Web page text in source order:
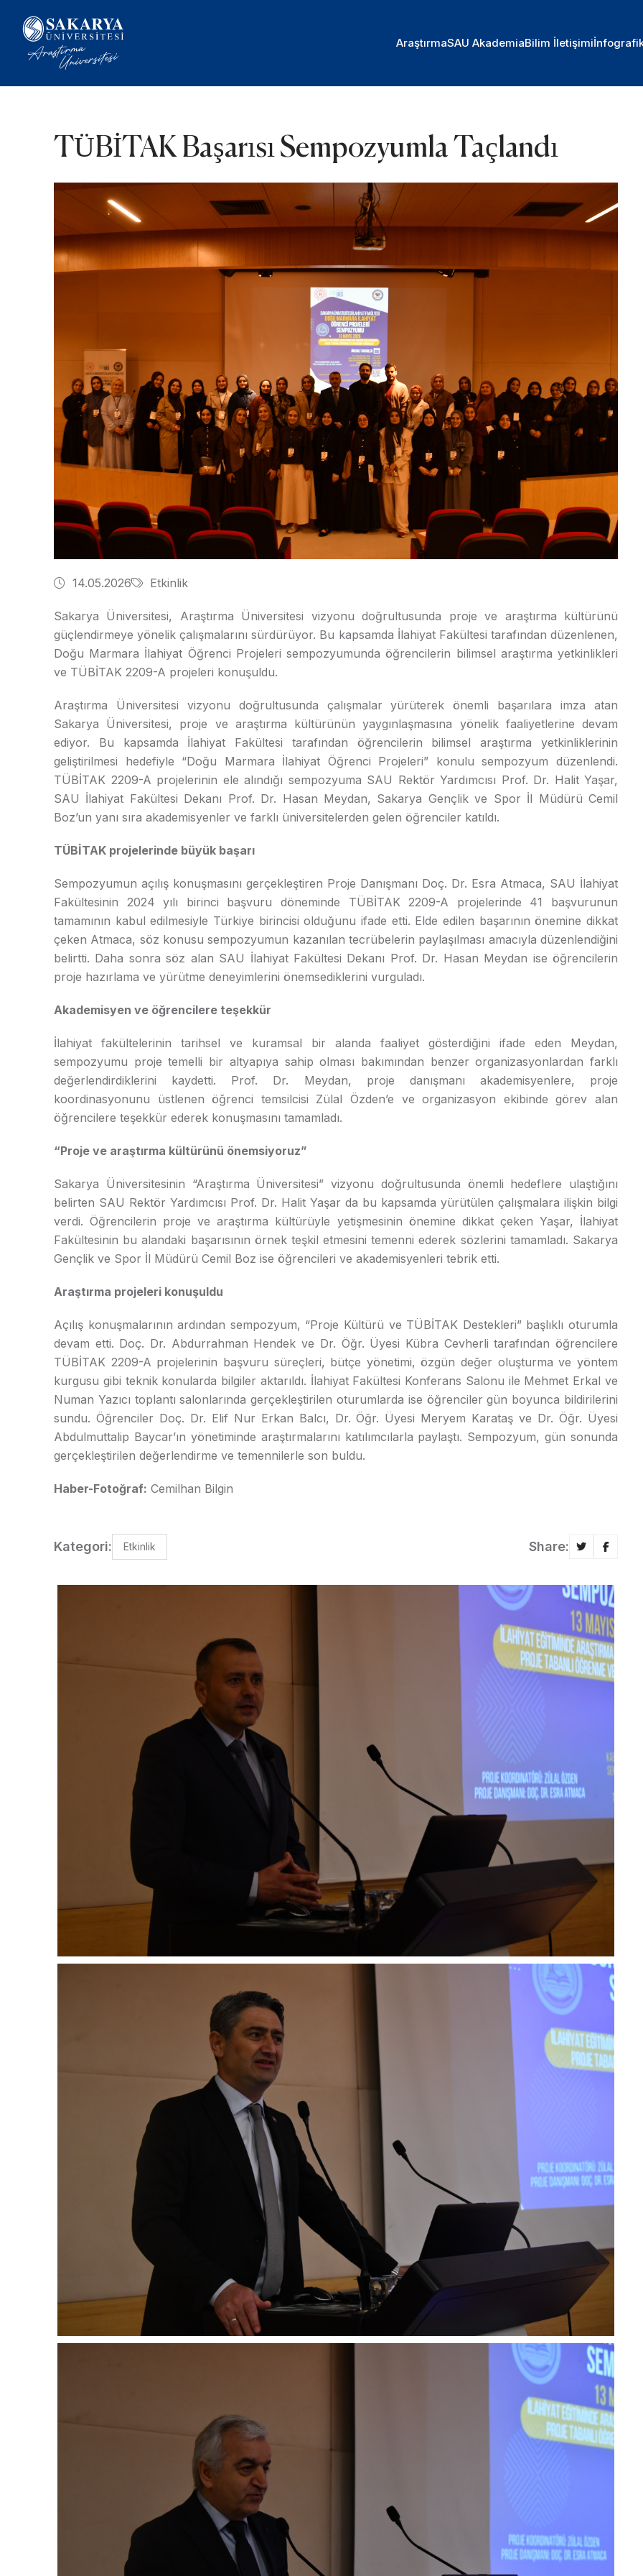
AraştırmaSAU AkademiaBilim İletişimi
TÜBİTAK Başarısı Sempozyumla Taçlandı
14.05.2026 Etkinlik
Sakarya Üniversitesi, Araştırma Üniversitesi vizyonu doğrultusunda proje ve araştırma kültürünü
güçlendirmeye yönelik çalışmalarını sürdürüyor. Bu kapsamda İlahiyat Fakültesi tarafından düzenlenen,
Doğu Marmara İlahiyat Öğrenci Projeleri sempozyumunda öğrencilerin bilimsel araştırma yetkinlikleri
ve TÜBİTAK 2209-A projeleri konuşuldu.
Araştırma Üniversitesi vizyonu doğrultusunda çalışmalar yürüterek önemli başarılara imza atan
Sakarya Üniversitesi, proje ve araştırma kültürünün yaygınlaşmasına yönelik faaliyetlerine devam
ediyor. Bu kapsamda İlahiyat Fakültesi tarafından öğrencilerin bilimsel araştırma yetkinliklerinin
geliştirilmesi hedefiyle “Doğu Marmara İlahiyat Öğrenci Projeleri” konulu sempozyum düzenlendi.
TÜBİTAK 2209-A projelerinin ele alındığı sempozyuma SAU Rektör Yardımcısı Prof. Dr. Halit Yaşar,
SAU İlahiyat Fakültesi Dekanı Prof. Dr. Hasan Meydan, Sakarya Gençlik ve Spor İl Müdürü Cemil
Boz’un yanı sıra akademisyenler ve farklı üniversitelerden gelen öğrenciler katıldı.
TÜBİTAK projelerinde büyük başarı
Sempozyumun açılış konuşmasını gerçekleştiren Proje Danışmanı Doç. Dr. Esra Atmaca, SAU İlahiyat
Fakültesinin 2024 yılı birinci başvuru döneminde TÜBİTAK 2209-A projelerinde 41 başvurunun
tamamının kabul edilmesiyle Türkiye birincisi olduğunu ifade etti. Elde edilen başarının önemine dikkat
çeken Atmaca, söz konusu sempozyumun kazanılan tecrübelerin paylaşılması amacıyla düzenlendiğini
belirtti. Daha sonra söz alan SAU İlahiyat Fakültesi Dekanı Prof. Dr. Hasan Meydan ise öğrencilerin
proje hazırlama ve yürütme deneyimlerini önemsediklerini vurguladı.
Akademisyen ve öğrencilere teşekkür
İlahiyat fakültelerinin tarihsel ve kuramsal bir alanda faaliyet gösterdiğini ifade eden Meydan,
sempozyumu proje temelli bir altyapıya sahip olması bakımından benzer organizasyonlardan farklı
değerlendirdiklerini kaydetti. Prof. Dr. Meydan, proje danışmanı akademisyenlere, proje
koordinasyonunu üstlenen öğrenci temsilcisi Zülal Özden’e ve organizasyon ekibinde görev alan
öğrencilere teşekkür ederek konuşmasını tamamladı.
“Proje ve araştırma kültürünü önemsiyoruz”
Sakarya Üniversitesinin “Araştırma Üniversitesi” vizyonu doğrultusunda önemli hedeflere ulaştığını
belirten SAU Rektör Yardımcısı Prof. Dr. Halit Yaşar da bu kapsamda yürütülen çalışmalara ilişkin bilgi
verdi. Öğrencilerin proje ve araştırma kültürüyle yetişmesinin önemine dikkat çeken Yaşar, İlahiyat
Fakültesinin bu alandaki başarısının örnek teşkil etmesini temenni ederek sözlerini tamamladı. Sakarya
Gençlik ve Spor İl Müdürü Cemil Boz ise öğrencileri ve akademisyenleri tebrik etti.
Araştırma projeleri konuşuldu
Açılış konuşmalarının ardından sempozyum, “Proje Kültürü ve TÜBİTAK Destekleri” başlıklı oturumla
devam etti. Doç. Dr. Abdurrahman Hendek ve Dr. Öğr. Üyesi Kübra Cevherli tarafından öğrencilere
TÜBİTAK 2209-A projelerinin başvuru süreçleri, bütçe yönetimi, özgün değer oluşturma ve yöntem
kurgusu gibi teknik konularda bilgiler aktarıldı. İlahiyat Fakültesi Konferans Salonu ile Mehmet Erkal ve
Numan Yazıcı toplantı salonlarında gerçekleştirilen oturumlarda ise öğrenciler gün boyunca bildirilerini
sundu. Öğrenciler Doç. Dr. Elif Nur Erkan Balcı, Dr. Öğr. Üyesi Meryem Karataş ve Dr. Öğr. Üyesi
Abdulmuttalip Baycar’ın yönetiminde araştırmalarını katılımcılarla paylaştı. Sempozyum, gün sonunda
gerçekleştirilen değerlendirme ve temennilerle son buldu.
Haber-Fotoğraf: Cemilhan Bilgin
Kategori: Etkinlik Share: